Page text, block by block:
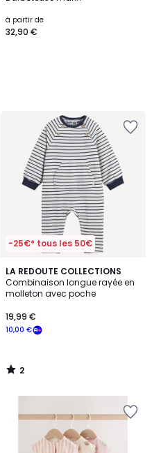
à partir de
32,90 €
-25€* tous les 50€
LA REDOUTE COLLECTIONS
Combinaison longue rayée en
molleton avec poche
10,00 €
19,99 €
2
/
5
2
/